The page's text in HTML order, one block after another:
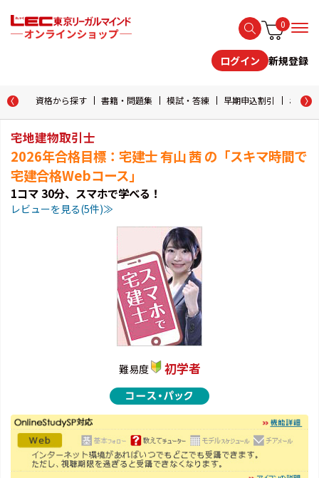
0
ログイン 新規登録
資格から探す 書籍・問題集 模試・答練 早期申込割引 おため
宅地建物取引士
2026年合格目標：宅建士 有山 茜 の「スキマ時間で
宅建合格Webコース｣
1コマ 30分、スマホで学べる！
レビューを見る(5件)≫
難易度 初学者